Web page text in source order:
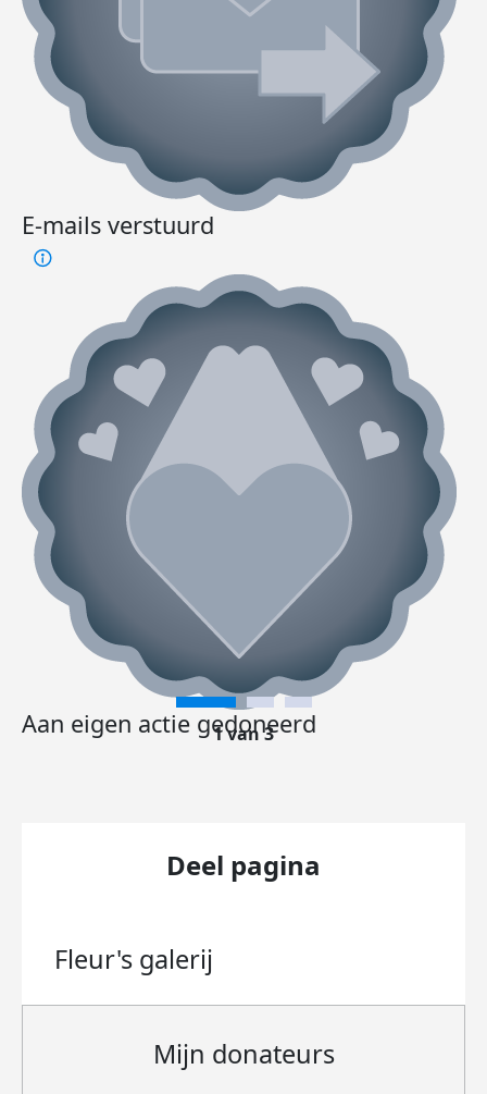
E-mails verstuurd
Aan eigen actie gedoneerd
1 van 3
Deel pagina
Fleur's galerij
Mijn donateurs